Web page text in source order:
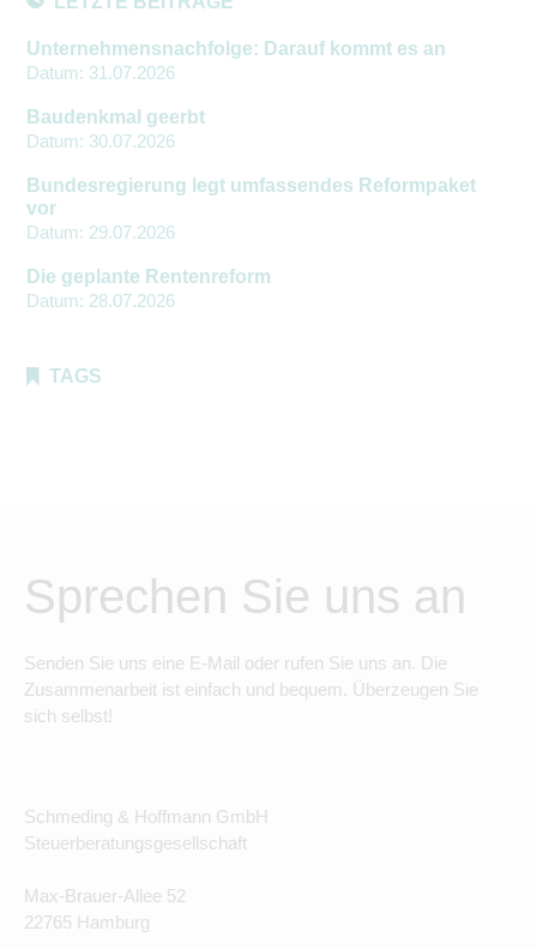
Unternehmensnachfolge: Darauf kommt es an
Datum: 31.07.2026
Baudenkmal geerbt
Datum: 30.07.2026
Bundesregierung legt umfassendes Reformpaket
vor
Datum: 29.07.2026
Die geplante Rentenreform
Datum: 28.07.2026
TAGS
Sprechen Sie uns an
Senden Sie uns eine E-Mail oder rufen Sie uns an. Die
Zusammenarbeit ist einfach und bequem. Überzeugen Sie
sich selbst!
Schmeding & Hoffmann GmbH
Steuerberatungsgesellschaft
Max-Brauer-Allee 52
22765 Hamburg